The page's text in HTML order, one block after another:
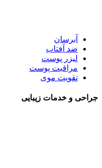
آبرسان
ضد آفتاب
لیزر پوست
مراقبت پوست
تقویت موی
جراحی و خدمات زیبایی